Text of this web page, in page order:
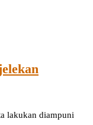
lakukan diampuni